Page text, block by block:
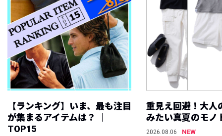
【ランキング】いま、最も注目
が集まるアイテムは？ ｜
TOP15
重見え回避！大人
みたい真夏のモノ
2026.08.06
NEW